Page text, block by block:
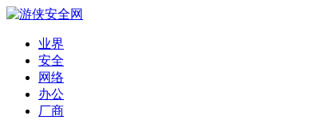
业界
安全
网络
办公
厂商